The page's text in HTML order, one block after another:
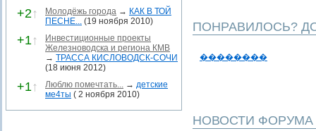
+2↑ Молодёжь города → КАК В ТОЙ
ПЕСНЕ... (19 ноября 2010)
+1↑
Инвестиционные проекты
Железноводска и региона КМВ
→ ТРАССА КИСЛОВОДСК-СОЧИ
(18 июня 2012)
+1↑ Люблю помечтать... → детские
ме4ты ( 2 ноября 2010)
ПОНРАВИЛОСЬ?
��������
НОВОСТИ ФОРУМА